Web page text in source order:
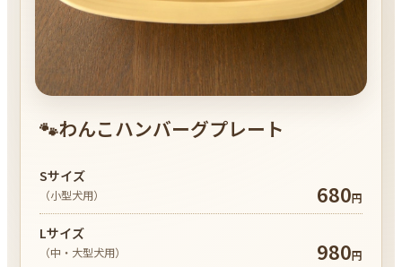
🐾わんこハンバーグプレート
Sサイズ
（小型犬用） 680円
Lサイズ
（中・大型犬用） 980円